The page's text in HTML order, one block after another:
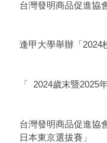
台灣發明商品促進協
逢甲大學舉辦「2024
「 2024歲末暨2025
台灣發明商品促進協
日本東京選拔賽」